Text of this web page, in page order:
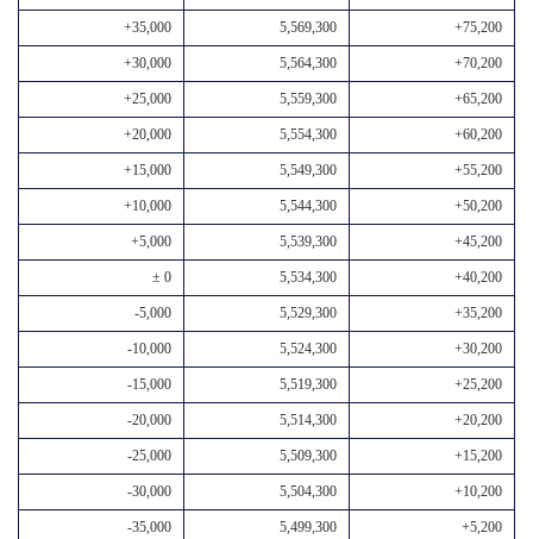
+35,000 5,569,300 +75,200
+30,000 5,564,300 +70,200
+25,000 5,559,300 +65,200
+20,000 5,554,300 +60,200
+15,000 5,549,300 +55,200
+10,000 5,544,300 +50,200
+5,000 5,539,300 +45,200
± 0 5,534,300 +40,200
-5,000 5,529,300 +35,200
-10,000 5,524,300 +30,200
-15,000 5,519,300 +25,200
-20,000 5,514,300 +20,200
-25,000 5,509,300 +15,200
-30,000 5,504,300 +10,200
-35,000 5,499,300 +5,200